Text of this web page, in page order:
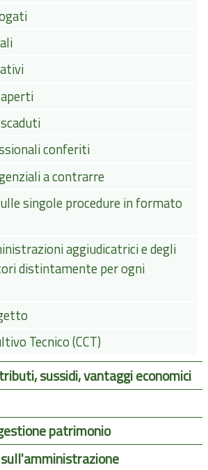
conferiti
a contrarre
singole procedure in formato
aggiudicatrici e degli
distintamente per ogni
Tecnico (CCT)
sussidi, vantaggi economici
patrimonio